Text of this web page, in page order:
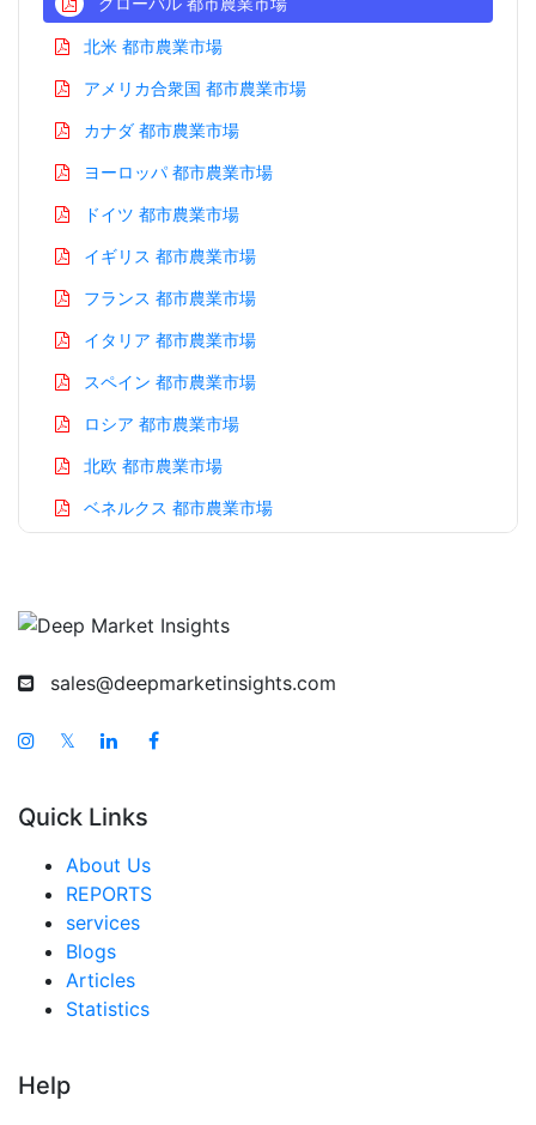
北米 都市農業市場
アメリカ合衆国 都市農業市場
カナダ 都市農業市場
ヨーロッパ 都市農業市場
ドイツ 都市農業市場
イギリス 都市農業市場
フランス 都市農業市場
イタリア 都市農業市場
スペイン 都市農業市場
ロシア 都市農業市場
北欧 都市農業市場
ベネルクス 都市農業市場
インド 都市農業市場
日本 都市農業市場
東南アジア 都市農業市場
中東・アフリカ 都市農業市場
アラブ首長国連邦 都市農業市場
サウジアラビア 都市農業市場
sales@deepmarketinsights.com
𝕏
Quick Links
About Us
REPORTS
services
Blogs
Articles
Statistics
Help